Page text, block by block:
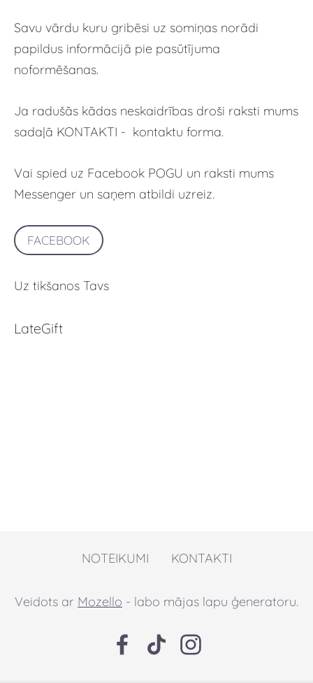
Savu vārdu kuru gribēsi uz somiņas norādi
papildus informācijā pie pasūtījuma
noformēšanas.
Ja radušās kādas neskaidrības droši raksti mums
sadaļā KONTAKTI - kontaktu forma.
Vai spied uz Facebook POGU un raksti mums
Messenger un saņem atbildi uzreiz.
FACEBOOK
Uz tikšanos Tavs
LateGift
NOTEIKUMI KONTAKTI
Veidots ar Mozello - labo mājas lapu ģeneratoru.